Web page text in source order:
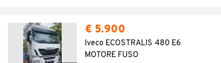
€ 5.900
Iveco ECOSTRALIS 480 E6
MOTORE FUSO